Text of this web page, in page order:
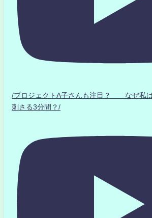
/プロジェクトA子さんも注目？ なぜ私
刺さる3分間？/